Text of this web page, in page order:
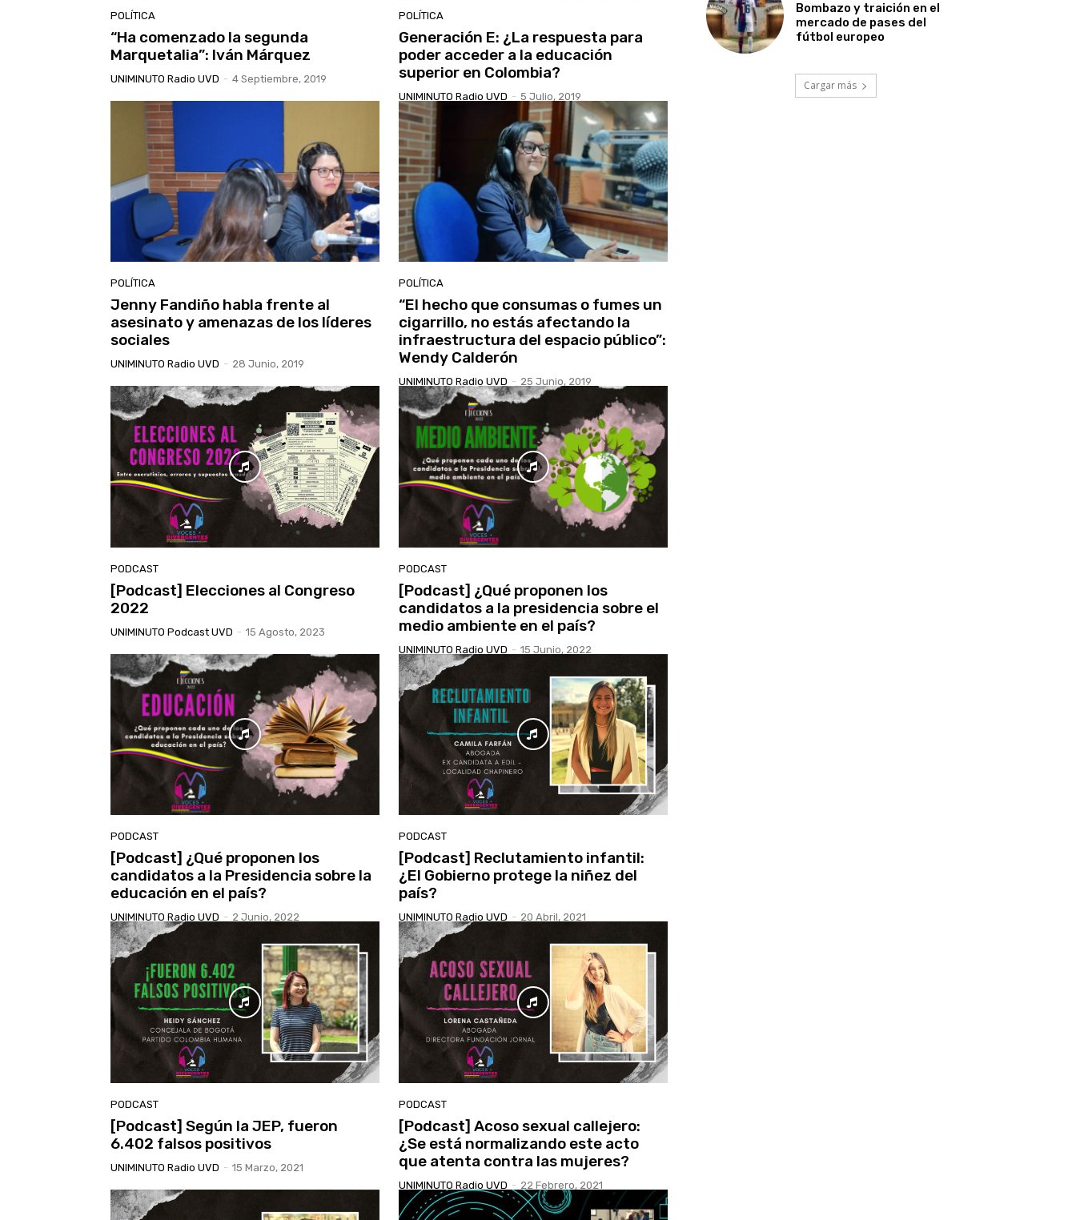
POLÍTICA
“Ha comenzado la segunda
Marquetalia”: Iván Márquez
UNIMINUTO Radio UVD - 4 Septiembre, 2019
POLÍTICA
Generación E: ¿La respuesta para
poder acceder a la educación
superior en Colombia?
UNIMINUTO Radio UVD - 5 Julio, 2019
POLÍTICA
Jenny Fandiño habla frente al
asesinato y amenazas de los líderes
sociales
UNIMINUTO Radio UVD - 28 Junio, 2019
POLÍTICA
“El hecho que consumas o fumes un
cigarrillo, no estás afectando la
infraestructura del espacio público”:
Wendy Calderón
UNIMINUTO Radio UVD - 25 Junio, 2019
PODCAST
[Podcast] Elecciones al Congreso
2022
UNIMINUTO Podcast UVD - 15 Agosto, 2023
PODCAST
[Podcast] ¿Qué proponen los
candidatos a la presidencia sobre el
medio ambiente en el país?
UNIMINUTO Radio UVD - 15 Junio, 2022
PODCAST
[Podcast] ¿Qué proponen los
candidatos a la Presidencia sobre la
educación en el país?
UNIMINUTO Radio UVD - 2 Junio, 2022
PODCAST
[Podcast] Reclutamiento infantil:
¿El Gobierno protege la niñez del
país?
UNIMINUTO Radio UVD - 20 Abril, 2021
PODCAST
[Podcast] Según la JEP, fueron
6.402 falsos positivos
UNIMINUTO Radio UVD - 15 Marzo, 2021
PODCAST
[Podcast] Acoso sexual callejero:
¿Se está normalizando este acto
que atenta contra las mujeres?
UNIMINUTO Radio UVD - 22 Febrero, 2021
Bombazo y traición en el
mercado de pases del
fútbol europeo
Cargar más